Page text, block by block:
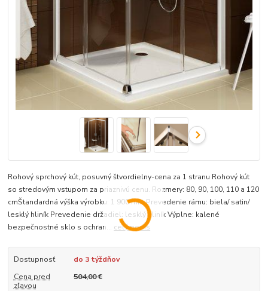
Rohový sprchový kút, posuvný štvordielny-cena za 1 stranu Rohový kút
so stredovým vstupom za priaznivú cenu. Rozmery: 80, 90, 100, 110 a 120
cmŠtandardná výška výrobku: 1 900 mm Prevedenie rámu: biela/ satin/
lesklý hliník Prevedenie držadiel: lesklý hliník Výplne: kalené
bezpečnostné sklo s ochran... celý popis
Dostupnosť
do 3 týždňov
Cena pred
zľavou
504,00 €